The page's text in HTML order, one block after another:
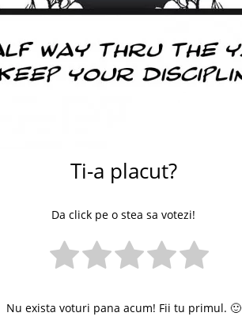
Ti-a placut?
Da click pe o stea sa votezi!
Nu exista voturi pana acum! Fii tu primul. 🙂